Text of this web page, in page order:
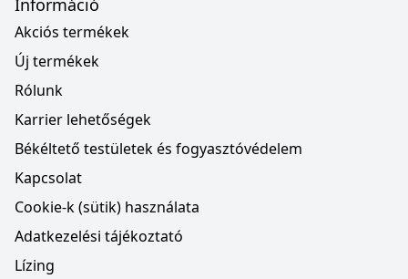
Információ
Akciós termékek
Új termékek
Rólunk
Karrier lehetőségek
Békéltető testületek és fogyasztóvédelem
Kapcsolat
Cookie-k (sütik) használata
Adatkezelési tájékoztató
Lízing